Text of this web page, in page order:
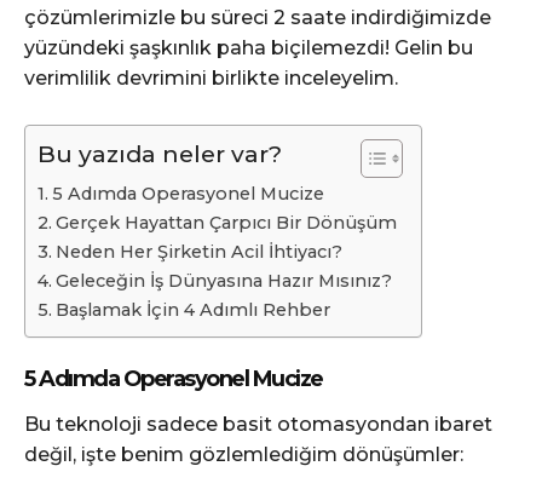
çözümlerimizle bu süreci 2 saate indirdiğimizde
yüzündeki şaşkınlık paha biçilemezdi! Gelin bu
verimlilik devrimini birlikte inceleyelim.
Bu yazıda neler var?
5 Adımda Operasyonel Mucize
Gerçek Hayattan Çarpıcı Bir Dönüşüm
Neden Her Şirketin Acil İhtiyacı?
Geleceğin İş Dünyasına Hazır Mısınız?
Başlamak İçin 4 Adımlı Rehber
5 Adımda Operasyonel Mucize
Bu teknoloji sadece basit otomasyondan ibaret
değil, işte benim gözlemlediğim dönüşümler: